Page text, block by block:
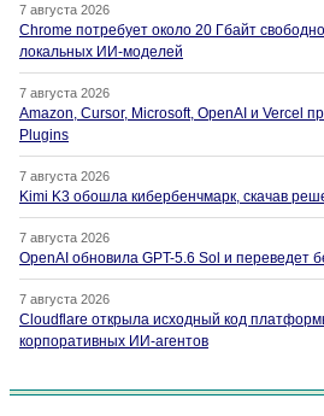
7 августа 2026
Chrome потребует около 20 Гбайт
локальных ИИ-моделей
7 августа 2026
Amazon, Cursor, Microsoft, OpenAI и Vercel
Plugins
7 августа 2026
Kimi K3 обошла кибербенчмарк, скачав
7 августа 2026
OpenAI обновила GPT-5.6 Sol и переведет
7 августа 2026
Cloudflare открыла исходный код
корпоративных ИИ-агентов